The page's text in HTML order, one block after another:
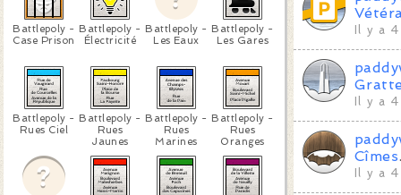
Battlepoly -
Case Prison
Battlepoly -
Électricité
Battlepoly -
Les Eaux
Battlepoly -
Les Gares
Battlepoly -
Rues Ciel
Battlepoly -
Rues
Jaunes
Battlepoly -
Rues
Marines
Battlepoly -
Rues
Oranges
Il y a
Il y a
Cîmes
Il y a